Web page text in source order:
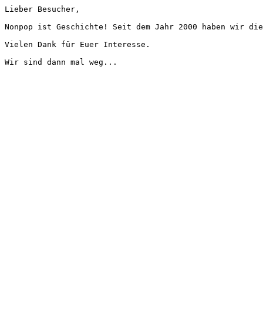
Lieber Besucher,
Nonpop ist Geschichte! Seit dem Jahr 2000 haben wir
Vielen Dank für Euer Interesse.
Wir sind dann mal weg...